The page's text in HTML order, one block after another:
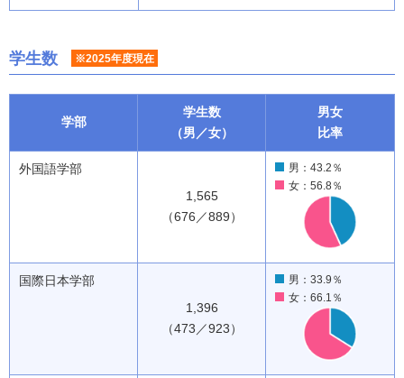
学生数 ※2025年度現在
学部
学生数
（男／女）
男女
比率
外国語学部
1,565
（676／889）
男：43.2％
女：56.8％
国際日本学部
1,396
（473／923）
男：33.9％
女：66.1％